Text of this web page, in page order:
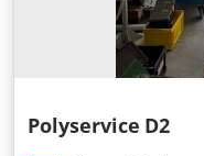
Polyservice D2